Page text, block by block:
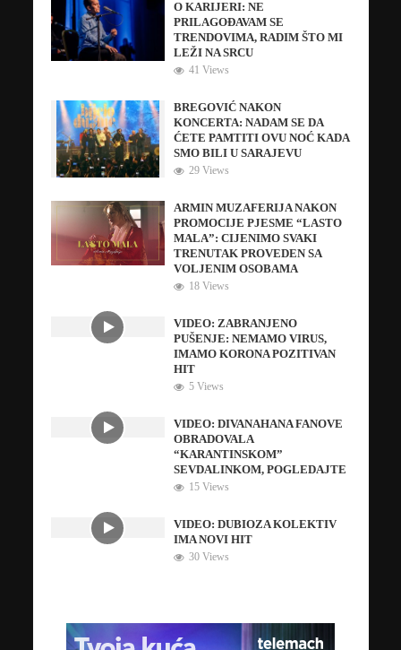
O KARIJERI: NE
PRILAGOĐAVAM SE
TRENDOVIMA, RADIM ŠTO MI
LEŽI NA SRCU
41 Views
BREGOVIĆ NAKON
KONCERTA: NADAM SE DA
ĆETE PAMTITI OVU NOĆ KADA
SMO BILI U SARAJEVU
29 Views
ARMIN MUZAFERIJA NAKON
PROMOCIJE PJESME “LASTO
MALA”: CIJENIMO SVAKI
TRENUTAK PROVEDEN SA
VOLJENIM OSOBAMA
18 Views
VIDEO: ZABRANJENO
PUŠENJE: NEMAMO VIRUS,
IMAMO KORONA POZITIVAN
HIT
5 Views
VIDEO: DIVANAHANA FANOVE
OBRADOVALA
“KARANTINSKOM”
SEVDALINKOM, POGLEDAJTE
15 Views
VIDEO: DUBIOZA KOLEKTIV
IMA NOVI HIT
30 Views